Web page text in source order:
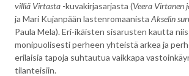
villiä Virtasta -kuvakirjasarjasta (Veera Virtanen
ja Mari Kujanpään lastenromaanista Akselin
Paula Mela). Eri-ikäisten sisarusten kautta
monipuolisesti perheen yhteistä arkea ja
erilaisia tapoja suhtautua vaikkapa
tilanteisiin.